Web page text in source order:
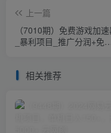
上一篇
（7010期）免费游戏加
_暴利项目_推广分润+免费
相关推荐